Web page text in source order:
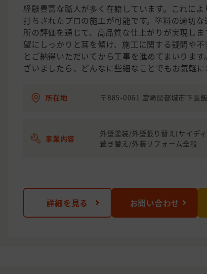
経験豊富な職人が多く在籍しています。これに
打ちされたプロの施工が可能です。塗料の適切
所の評価を通じて、高品質な仕上がりが実現し
望にしっかりと耳を傾け、施工に関する疑問や
とご納得いただいてから工事を進めてまいりま
ざいましたら、どんなに些細なことでもお気軽に
所在地 〒885-0061 宮崎県都城市下長
事業内容
外壁塗装/外壁張り替え(サイデ
葺き替え/外装リフォーム全般
詳細を見る お問い合わせ